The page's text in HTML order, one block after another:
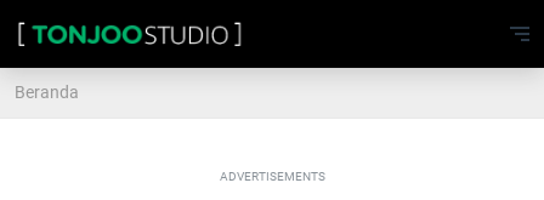
Beranda
ADVERTISEMENTS